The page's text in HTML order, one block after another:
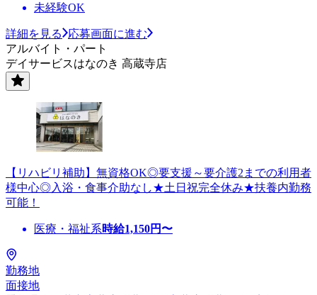
未経験OK
詳細を見る
応募画面に進む
アルバイト・パート
デイサービスはなのき 高蔵寺店
【リハビリ補助】無資格OK◎要支援～要介護2までの利用者
様中心◎入浴・食事介助なし★土日祝完全休み★扶養内勤務
可能！
医療・福祉系時給1,150円〜
勤務地
面接地